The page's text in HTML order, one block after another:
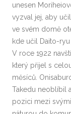
unesen
vyzval jej, aby
ve svém domě
kde učil Daito-ryu
V roce 1922
který přijel s
měsíců.
Takedu neoblíbil
pozici mezi